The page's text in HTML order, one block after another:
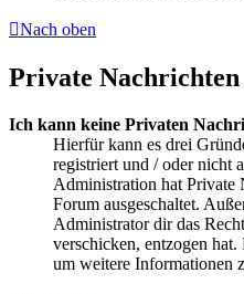
Nach oben
Private Nachrichten
Ich kann keine Privaten
Hierfür kann es drei
registriert und / oder nicht
Administration hat Private
Forum ausgeschaltet.
Administrator dir das
verschicken, entzogen
um weitere Informationen